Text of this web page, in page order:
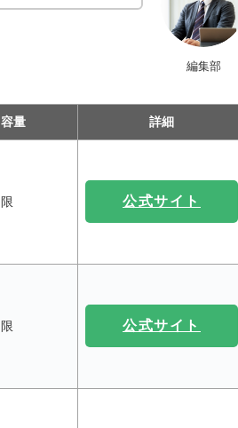
編集部
量 詳細
公式サイト
公式サイト